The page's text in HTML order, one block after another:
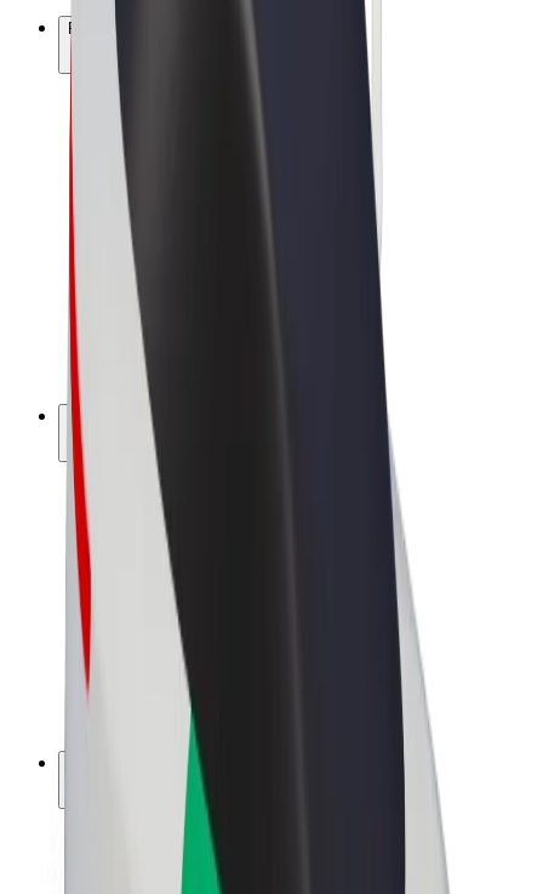
Produkty
Jízdy
Koloběžky
Bolt Market
Bolt Food
Bolt Drive
Bolt for Business
E-kola
Bolt Plus
Vydělávejte s Boltem
Výdělky řidiče
Výdělky kurýra
Partneři Bolt Food
O společnosti Bolt